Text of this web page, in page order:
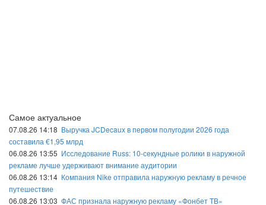
Самое актуальное
07.08.26 14:18 Выручка JCDecaux в первом полугодии 2026 года
составила €1,95 млрд
06.08.26 13:55 Исследование Russ: 10-секундные ролики в наружной
рекламе лучше удерживают внимание аудитории
06.08.26 13:14 Компания Nike отправила наружную рекламу в речное
путешествие
06.08.26 13:03 ФАС признала наружную рекламу «Фонбет ТВ»